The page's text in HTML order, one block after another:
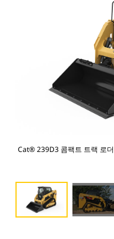
Cat® 239D3 콤팩트 트랙 로더